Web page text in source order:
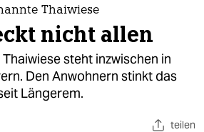
Thaiwiese
nicht allen
steht inzwischen in
Den Anwohnern stinkt das
Längerem.
teilen